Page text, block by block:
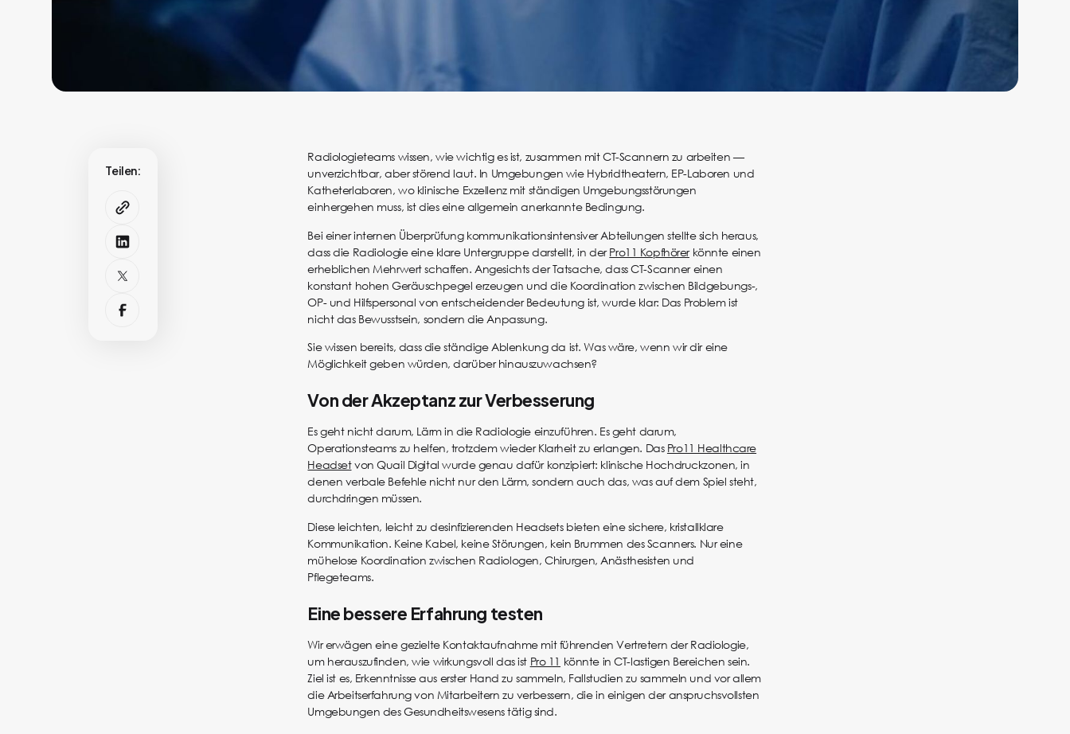
Teilen:
Radiologieteams wissen, wie wichtig es ist, zusammen mit CT-Scannern zu arbeiten —
unverzichtbar, aber störend laut. In Umgebungen wie Hybridtheatern, EP-Laboren und
Katheterlaboren, wo klinische Exzellenz mit ständigen Umgebungsstörungen
einhergehen muss, ist dies eine allgemein anerkannte Bedingung.
Bei einer internen Überprüfung kommunikationsintensiver Abteilungen stellte sich heraus,
dass die Radiologie eine klare Untergruppe darstellt, in derPro11 Kopfhörerkönnte einen
erheblichen Mehrwert schaffen. Angesichts der Tatsache, dass CT-Scanner einen
konstant hohen Geräuschpegel erzeugen und die Koordination zwischen Bildgebungs-,
OP- und Hilfspersonal von entscheidender Bedeutung ist, wurde klar: Das Problem ist
nicht das Bewusstsein, sondern die Anpassung.
Sie wissen bereits, dass die ständige Ablenkung da ist. Was wäre, wenn wir dir eine
Möglichkeit geben würden, darüber hinauszuwachsen?
Von der Akzeptanz zur Verbesserung
Es geht nicht darum, Lärm in die Radiologie einzuführen. Es geht darum,
Operationsteams zu helfen, trotzdem wieder Klarheit zu erlangen. Das Pro11 Healthcare
Headsetvon Quail Digital wurde genau dafür konzipiert: klinische Hochdruckzonen, in
denen verbale Befehle nicht nur den Lärm, sondern auch das, was auf dem Spiel steht,
durchdringen müssen.
Diese leichten, leicht zu desinfizierenden Headsets bieten eine sichere, kristallklare
Kommunikation. Keine Kabel, keine Störungen, kein Brummen des Scanners. Nur eine
mühelose Koordination zwischen Radiologen, Chirurgen, Anästhesisten und
Pflegeteams.
Eine bessere Erfahrung testen
Wir erwägen eine gezielte Kontaktaufnahme mit führenden Vertretern der Radiologie,
um herauszufinden, wie wirkungsvoll das ist Pro 11 könnte in CT-lastigen Bereichen sein.
Ziel ist es, Erkenntnisse aus erster Hand zu sammeln, Fallstudien zu sammeln und vor allem
die Arbeitserfahrung von Mitarbeitern zu verbessern, die in einigen der anspruchsvollsten
Umgebungen des Gesundheitswesens tätig sind.